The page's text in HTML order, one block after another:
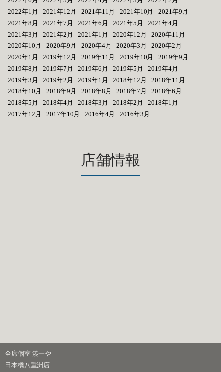
2022年1月
2021年12月 2021年11月 2021年10月
2021年9月
2021年8月
2021年7月 2021年6月 2021年5月
2021年4月
2021年3月
2021年2月 2021年1月 2020年12月
2020年11月
2020年10月
2020年9月 2020年4月 2020年3月
2020年2月
2020年1月
2019年12月 2019年11月 2019年10月
2019年9月
2019年8月
2019年7月 2019年6月 2019年5月
2019年4月
2019年3月
2019年2月 2019年1月 2018年12月
2018年11月
2018年10月
2018年9月 2018年8月 2018年7月
2018年6月
2018年5月
2018年4月 2018年3月 2018年2月
2018年1月
2017年12月
2017年10月 2016年4月 2016年3月
店舗情報
全席個室 湊一や
日本橋八重洲店